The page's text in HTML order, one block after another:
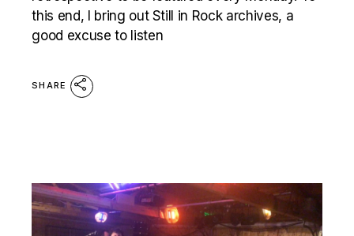
this end, I bring out Still in Rock archives, a
good excuse to listen
SHARE